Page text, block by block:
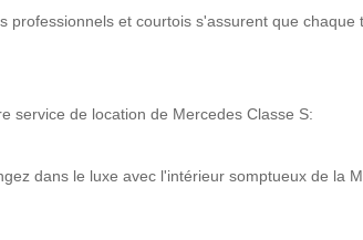
professionnels et courtois s'assurent que
service de location de Mercedes Classe S:
dans le luxe avec l'intérieur somptueux de la